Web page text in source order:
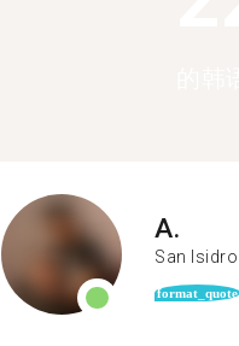
A.
San Isidro
format_quote